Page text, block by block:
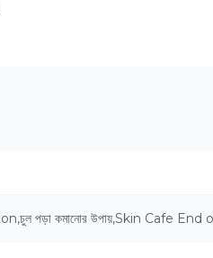
,চুল পড়া কমানোর উপায়,Skin Cafe End